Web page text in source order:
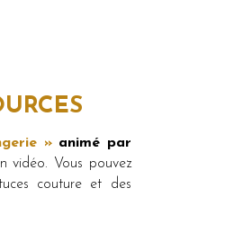
»animé par
vidéo. Vous pouvez
couture et des